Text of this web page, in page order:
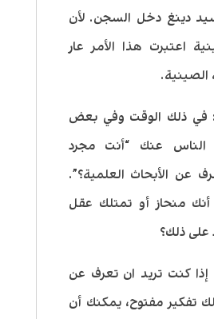
دينغ دخل السجن. لأن
اعتبرت هذا الأمر عار
الصينية.
في ذلك الوقت وفي بعض
الناس عنك “أنت مجرد
عن الأبحاث العلمية؟”.
أنك منحاز أو تمتلك عقل
ذلك؟
إذا كنت تريد ان تعرف عن
تفكير مفتوح، يمكنك أن